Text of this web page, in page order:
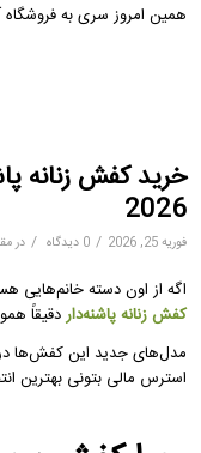
همین امروز سری به
خرید کفش زنانه
2026
فوریه 25, 2026 / 0 دیدگاه / در
اگه از اون دسته
کفش زنانه پاشنه‌داردقیقاً
مدل‌های جدید این کفش‌ها در سال ۲۰۲۶ با طراحی‌های مدرن، راحتی
استرس مالی بتونی بهترین